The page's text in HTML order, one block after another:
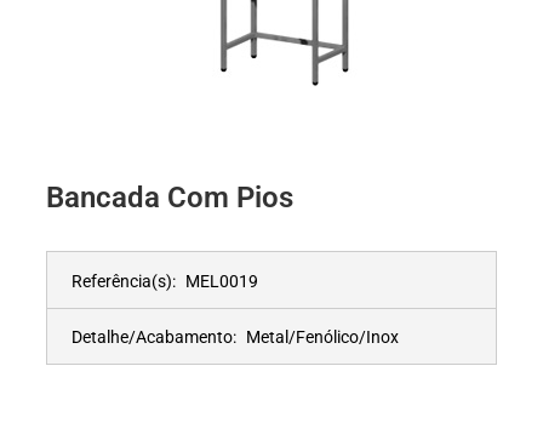
Bancada Com Pios
Referência(s): MEL0019
Detalhe/Acabamento: Metal/Fenólico/Inox